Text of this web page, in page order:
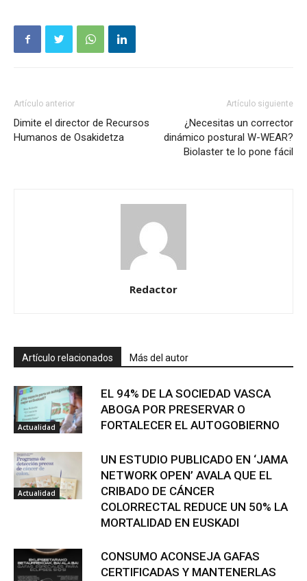
Artículo anterior
Dimite el director de Recursos
Humanos de Osakidetza
Artículo siguiente
¿Necesitas un corrector
dinámico postural W-WEAR?
Biolaster te lo pone fácil
Redactor
Artículo relacionados Más del autor
Actualidad
EL 94% DE LA SOCIEDAD VASCA
ABOGA POR PRESERVAR O
FORTALECER EL AUTOGOBIERNO
Actualidad
UN ESTUDIO PUBLICADO EN ‘JAMA
NETWORK OPEN’ AVALA QUE EL
CRIBADO DE CÁNCER
COLORRECTAL REDUCE UN 50% LA
MORTALIDAD EN EUSKADI
CONSUMO ACONSEJA GAFAS
CERTIFICADAS Y MANTENERLAS